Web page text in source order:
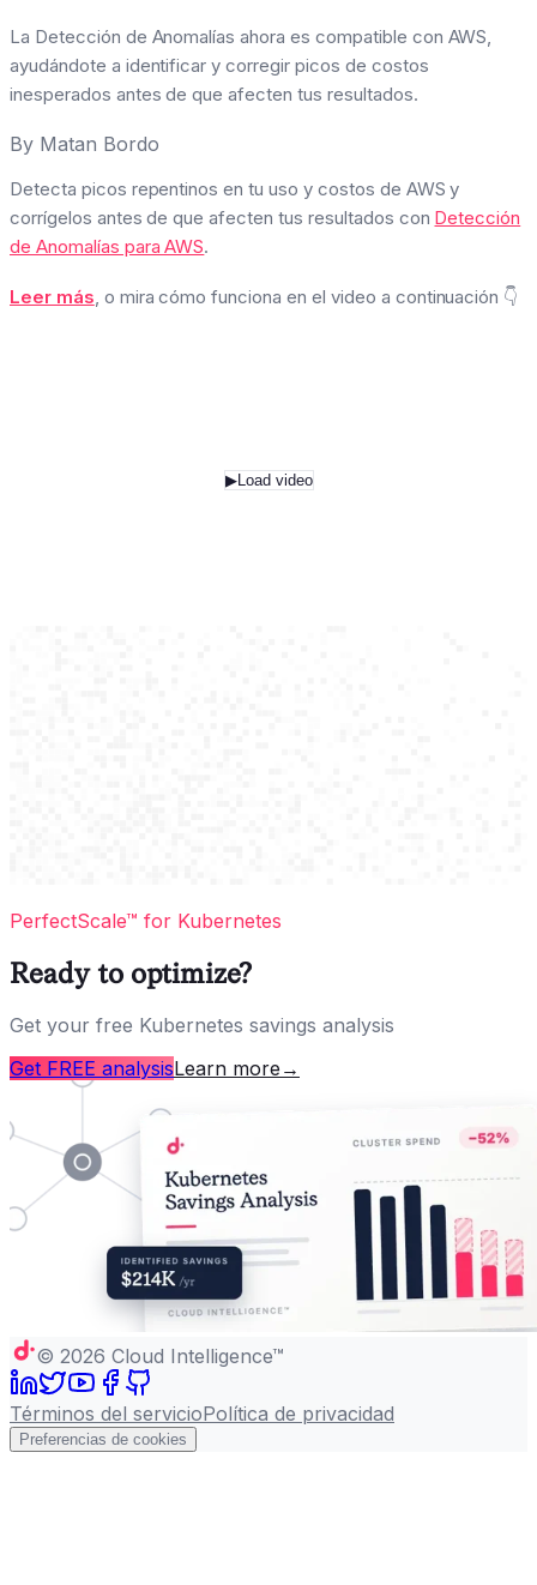
La Detección de Anomalías ahora es compatible con AWS,
ayudándote a identificar y corregir picos de costos
inesperados antes de que afecten tus resultados.
By Matan Bordo
Detecta picos repentinos en tu uso y costos de AWS y
corrígelos antes de que afecten tus resultados con Detección
de Anomalías para AWS.
Leer más, o mira cómo funciona en el video a continuación 👇
▶Load video
PerfectScale™ for Kubernetes
Ready to optimize?
Get your free Kubernetes savings analysis
Get FREE analysisLearn more →
© 2026 Cloud Intelligence™
Términos del servicioPolítica de privacidad
Preferencias de cookies